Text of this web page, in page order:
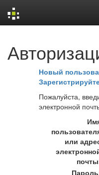
navigation
Новый
Пожалуйста,
электронной
или